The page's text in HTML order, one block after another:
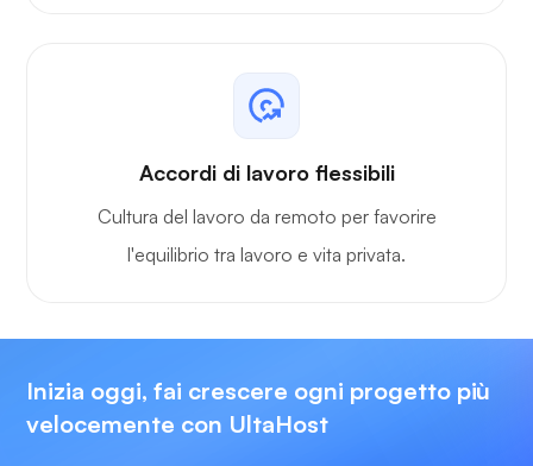
Accordi di lavoro flessibili
Cultura del lavoro da remoto per favorire
l'equilibrio tra lavoro e vita privata.
Inizia oggi, fai crescere ogni progetto più
velocemente con UltaHost